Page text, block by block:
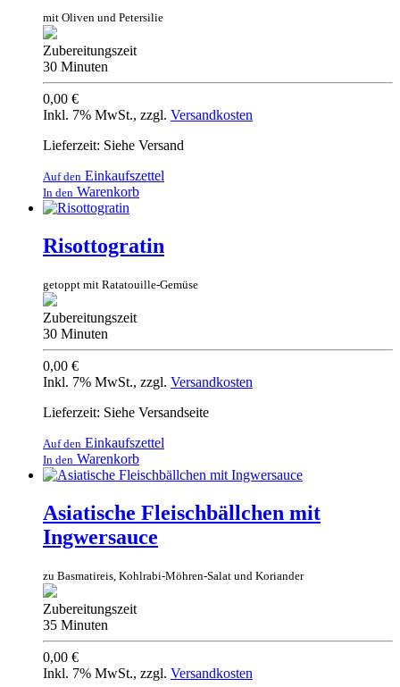
mit Oliven und Petersilie
Zubereitungszeit
30 Minuten
0,00 €
Inkl. 7% MwSt., zzgl. Versandkosten
Lieferzeit: Siehe Versand
Auf den Einkaufszettel
In den Warenkorb
Risottogratin
getoppt mit Ratatouille-Gemüse
Zubereitungszeit
30 Minuten
0,00 €
Inkl. 7% MwSt., zzgl. Versandkosten
Lieferzeit: Siehe Versandseite
Auf den Einkaufszettel
In den Warenkorb
Asiatische Fleischbällchen mit
Ingwersauce
zu Basmatireis, Kohlrabi-Möhren-Salat und Koriander
Zubereitungszeit
35 Minuten
0,00 €
Inkl. 7% MwSt., zzgl. Versandkosten